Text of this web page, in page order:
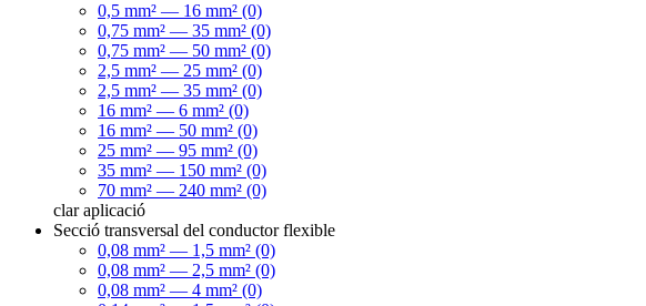
0,5 mm² — 16 mm² (0)
0,75 mm² — 35 mm² (0)
0,75 mm² — 50 mm² (0)
2,5 mm² — 25 mm² (0)
2,5 mm² — 35 mm² (0)
16 mm² — 6 mm² (0)
16 mm² — 50 mm² (0)
25 mm² — 95 mm² (0)
35 mm² — 150 mm² (0)
70 mm² — 240 mm² (0)
clar aplicació
Secció transversal del conductor flexible
0,08 mm² — 1,5 mm² (0)
0,08 mm² — 2,5 mm² (0)
0,08 mm² — 4 mm² (0)